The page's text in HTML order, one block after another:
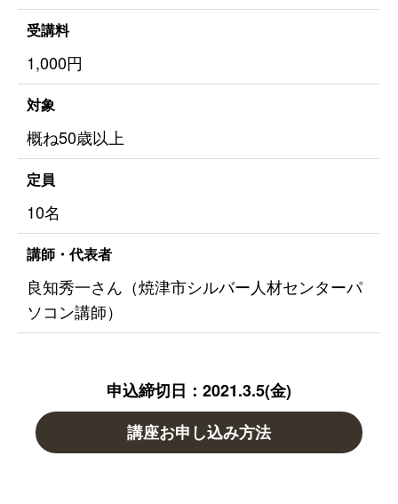
受講料
1,000円
対象
概ね50歳以上
定員
10名
講師・代表者
良知秀一さん（焼津市シルバー人材センターパ
ソコン講師）
申込締切日：2021.3.5(金)
講座お申し込み方法